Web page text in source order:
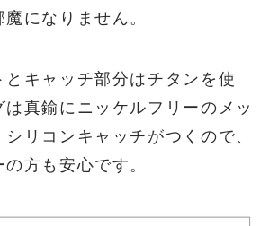
になりません。
とキャッチ部分はチタンを使
は真鍮にニッケルフリーのメッ
リコンキャッチがつくので、
方も安心です。